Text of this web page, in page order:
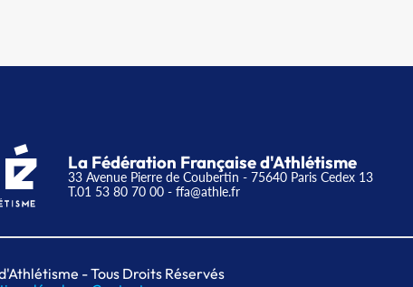
La Fédération Française d'Athlétisme
33 Avenue Pierre de Coubertin - 75640 Paris Cedex 13
T.01 53 80 70 00 - ffa@athle.fr
- Tous Droits Réservés